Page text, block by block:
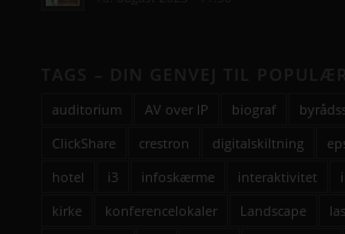
auditorium AV over IP biograf
ClickShare
crestron digitalskiltning
hotel
i3 infoskærme interaktivitet
kirke
konferencelokaler Landscape